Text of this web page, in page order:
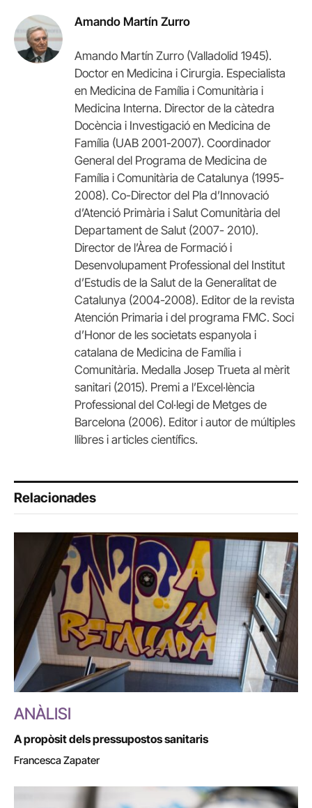
Amando Martín Zurro
Amando Martín Zurro (Valladolid 1945).
Doctor en Medicina i Cirurgia. Especialista
en Medicina de Família i Comunitària i
Medicina Interna. Director de la càtedra
Docència i Investigació en Medicina de
Família (UAB 2001-2007). Coordinador
General del Programa de Medicina de
Família i Comunitària de Catalunya (1995-
2008). Co-Director del Pla d’Innovació
d’Atenció Primària i Salut Comunitària del
Departament de Salut (2007- 2010).
Director de l’Àrea de Formació i
Desenvolupament Professional del Institut
d’Estudis de la Salut de la Generalitat de
Catalunya (2004-2008). Editor de la revista
Atención Primaria i del programa FMC. Soci
d’Honor de les societats espanyola i
catalana de Medicina de Família i
Comunitària. Medalla Josep Trueta al mèrit
sanitari (2015). Premi a l’Excel·lència
Professional del Col·legi de Metges de
Barcelona (2006). Editor i autor de múltiples
llibres i articles científics.
Relacionades
ANÀLISI
A propòsit dels pressupostos sanitaris
Francesca Zapater